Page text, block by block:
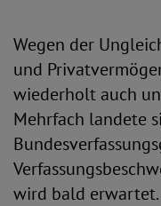
Wegen der
und
wiederholt auch
Mehrfach landete
wird bald erwartet.